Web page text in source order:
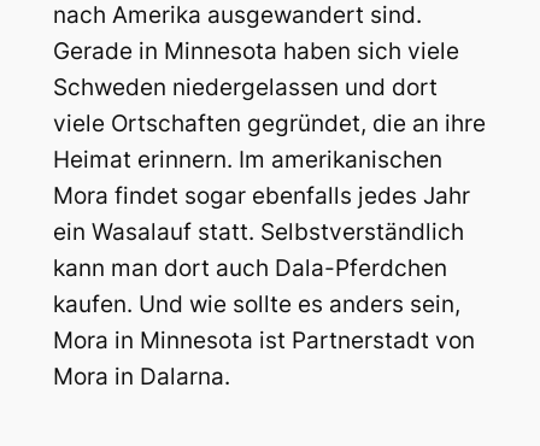
nach Amerika ausgewandert sind.
Gerade in Minnesota haben sich viele
Schweden niedergelassen und dort
viele Ortschaften gegründet, die an ihre
Heimat erinnern. Im amerikanischen
Mora findet sogar ebenfalls jedes Jahr
ein Wasalauf statt. Selbstverständlich
kann man dort auch Dala-Pferdchen
kaufen. Und wie sollte es anders sein,
Mora in Minnesota ist Partnerstadt von
Mora in Dalarna.